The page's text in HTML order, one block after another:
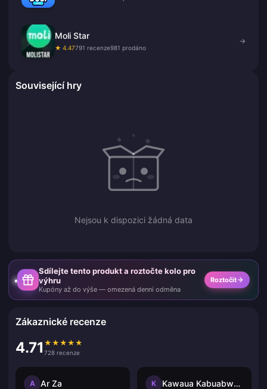
Moli Star
★ 4.47791 recenze981 prodáno
→
Související hry
Nejsou k dispozici žádná data
Sdílejte tento produkt a roztočte kolo pro
výhru
Kupóny až do výše — omezená denní odměna
Roztočit
Zákaznické recenze
4.71 ★ ★ ★ ★ ★
728 recenze
A Ar Za K Kawaua Kabuabwai Taatua